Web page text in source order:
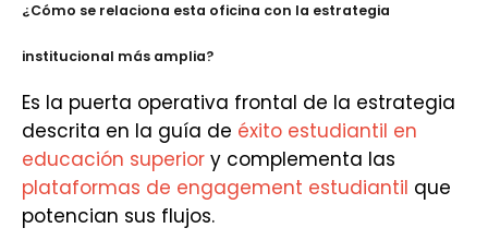
¿Cómo se relaciona esta oficina con la estrategia
institucional más amplia?
Es la puerta operativa frontal de la estrategia
descrita en la guía de éxito estudiantil en
educación superior y complementa las
plataformas de engagement estudiantil que
potencian sus flujos.